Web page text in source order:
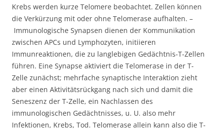
Krebs werden kurze Telomere beobachtet. Zellen können
die Verkürzung mit oder ohne Telomerase aufhalten. –
Immunologische Synapsen dienen der Kommunikation
zwischen APCs und Lymphozyten, initiieren
Immunreaktionen, die zu langlebigen Gedächtnis-T-Zellen
führen. Eine Synapse aktiviert die Telomerase in der T-
Zelle zunächst; mehrfache synaptische Interaktion zieht
aber einen Aktivitätsrückgang nach sich und damit die
Seneszenz der T-Zelle, ein Nachlassen des
immunologischen Gedächtnisses, u. U. also mehr
Infektionen, Krebs, Tod. Telomerase allein kann also die T-